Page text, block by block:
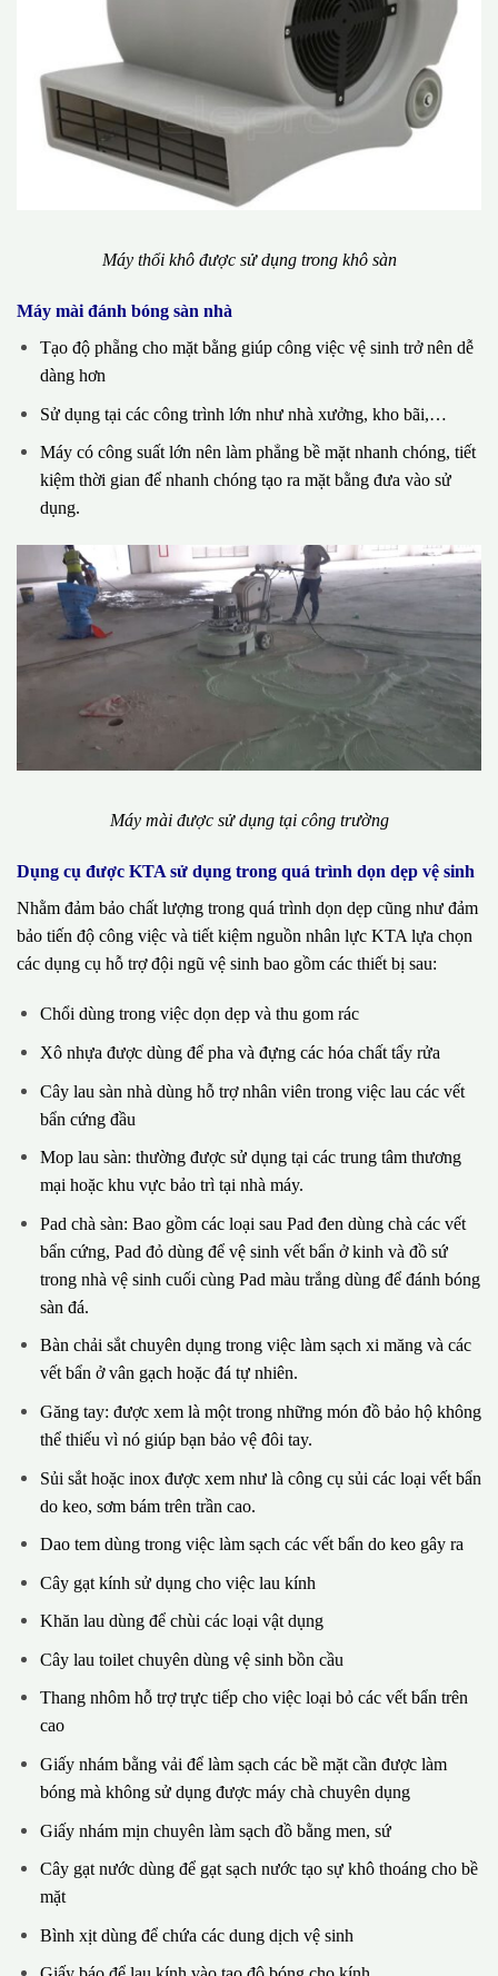
Máy thổi khô được sử dụng trong khô sàn
Máy mài đánh bóng sàn nhà
Tạo độ phẵng cho mặt bằng giúp công việc vệ sinh trở nên dễ
dàng hơn
Sử dụng tại các công trình lớn như nhà xưởng, kho bãi,…
Máy có công suất lớn nên làm phẳng bề mặt nhanh chóng, tiết
kiệm thời gian để nhanh chóng tạo ra mặt bằng đưa vào sử
dụng.
Máy mài được sử dụng tại công trường
Dụng cụ được KTA sử dụng trong quá trình dọn dẹp vệ sinh
Nhằm đảm bảo chất lượng trong quá trình dọn dẹp cũng như đảm
bảo tiến độ công việc và tiết kiệm nguồn nhân lực KTA lựa chọn
các dụng cụ hỗ trợ đội ngũ vệ sinh bao gồm các thiết bị sau:
Chổi dùng trong việc dọn dẹp và thu gom rác
Xô nhựa được dùng để pha và đựng các hóa chất tẩy rửa
Cây lau sàn nhà dùng hỗ trợ nhân viên trong việc lau các vết
bẩn cứng đầu
Mop lau sàn: thường được sử dụng tại các trung tâm thương
mại hoặc khu vực bảo trì tại nhà máy.
Pad chà sàn: Bao gồm các loại sau Pad đen dùng chà các vết
bẩn cứng, Pad đỏ dùng để vệ sinh vết bẩn ở kinh và đồ sứ
trong nhà vệ sinh cuối cùng Pad màu trắng dùng để đánh bóng
sàn đá.
Bàn chải sắt chuyên dụng trong việc làm sạch xi măng và các
vết bẩn ở vân gạch hoặc đá tự nhiên.
Găng tay: được xem là một trong những món đồ bảo hộ không
thể thiếu vì nó giúp bạn bảo vệ đôi tay.
Sủi sắt hoặc inox được xem như là công cụ sủi các loại vết bẩn
do keo, sơm bám trên trần cao.
Dao tem dùng trong việc làm sạch các vết bẩn do keo gây ra
Cây gạt kính sử dụng cho việc lau kính
Khăn lau dùng để chùi các loại vật dụng
Cây lau toilet chuyên dùng vệ sinh bồn cầu
Thang nhôm hỗ trợ trực tiếp cho việc loại bỏ các vết bẩn trên
cao
Giấy nhám bằng vải để làm sạch các bề mặt cần được làm
bóng mà không sử dụng được máy chà chuyên dụng
Giấy nhám mịn chuyên làm sạch đồ bằng men, sứ
Cây gạt nước dùng để gạt sạch nước tạo sự khô thoáng cho bề
mặt
Bình xịt dùng để chứa các dung dịch vệ sinh